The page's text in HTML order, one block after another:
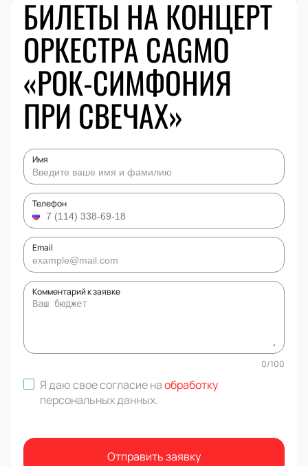
БИЛЕТЫ НА КОНЦЕРТ
ОРКЕСТРА CAGMO
«РОК-СИМФОНИЯ
ПРИ СВЕЧАХ»
Имя
Телефон
Email
Комментарий к заявке
0/100
Я даю свое согласие наобработку
персональных данных.
Отправить заявку